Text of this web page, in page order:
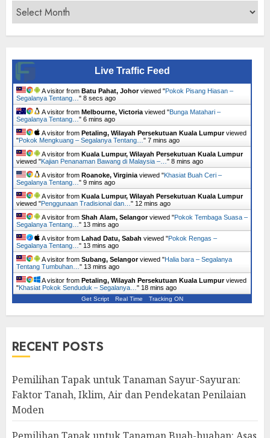
Archives
Live Traffic Feed
A visitor from Batu Pahat, Johorviewed "Pokok Pisang Hiasan –
Segalanya Tentang… " 9 secs ago
A visitor from Melbourne, Victoria viewed "Bunga Matahari –
Segalanya Tentang… " 6 mins ago
A visitor from Petaling, Wilayah Persekutuan Kuala Lumpurviewed
"Pokok Mengkuang – Segalanya Tentang… " 7 mins ago
A visitor from Kuala Lumpur, Wilayah Persekutuan Kuala Lumpur
viewed "Kajian Penanaman Bawang di Malaysia –… " 8 mins ago
A visitor from Roanoke, Virginia viewed "Khasiat Buah Ceri –
Segalanya Tentang… " 9 mins ago
A visitor from Kuala Lumpur, Wilayah Persekutuan Kuala Lumpur
viewed "Penggunaan Tradisional dan… " 12 mins ago
A visitor from Shah Alam, Selangorviewed "Pokok Tembaga Suasa –
Segalanya Tentang… " 13 mins ago
A visitor from Lahad Datu, Sabah viewed "Pokok Rengas –
Segalanya Tentang… " 13 mins ago
A visitor from Subang, Selangorviewed "Halia bara – Segalanya
Tentang Tumbuhan… " 13 mins ago
A visitor from Petaling, Wilayah Persekutuan Kuala Lumpurviewed
"Khasiat Pokok Senduduk – Segalanya… " 18 mins ago
Get Script Real Time Tracking ON
RECENT POSTS
Pemilihan Tapak untuk Tanaman Sayur-Sayuran:
Faktor Tanah, Iklim, Air dan Pendekatan Penilaian
Moden